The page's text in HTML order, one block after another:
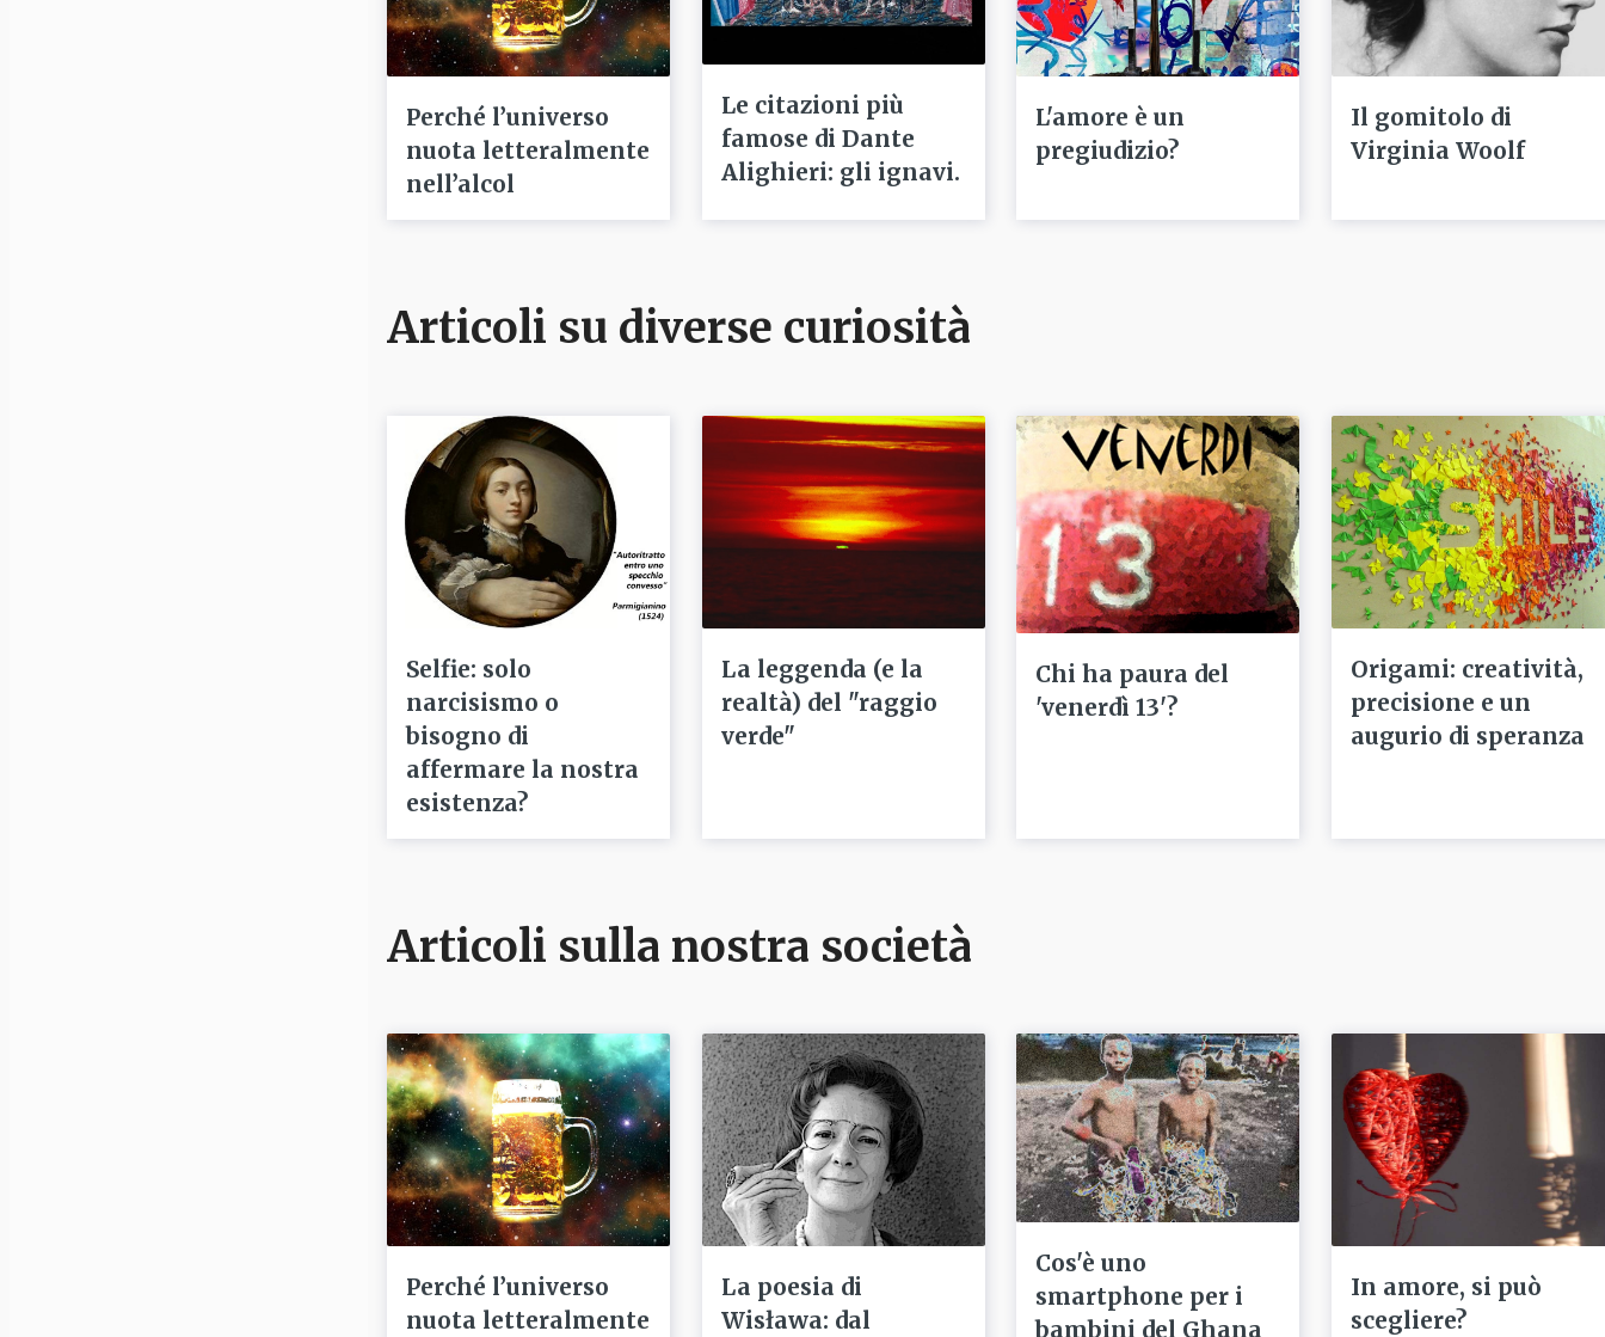
Perché l’universo
nuota letteralmente
nell’alcol
Le citazioni più
famose di Dante
Alighieri: gli ignavi.
L'amore è un
pregiudizio?
Il gomitolo di
Virginia Woolf
Articoli su diverse curiosità
Selfie: solo
narcisismo o
bisogno di
affermare la nostra
esistenza?
La leggenda (e la
realtà) del "raggio
verde"
Chi ha paura del
'venerdì 13'?
Origami: creatività,
precisione e un
augurio di speranza
Articoli sulla nostra società
Perché l’universo
nuota letteralmente
La poesia di
Wisława: dal
Cos'è uno
smartphone per i
bambini del Ghana
In amore, si può
scegliere?